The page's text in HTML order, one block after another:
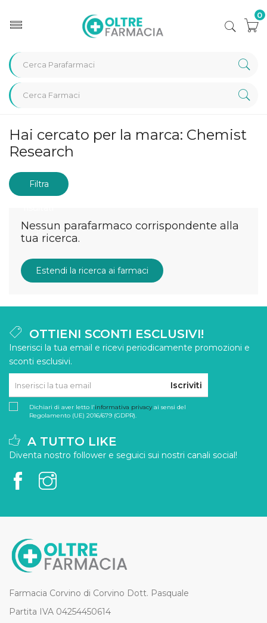
0
Home Marche parafarmaci Chemist Research
Hai cercato per la marca: Chemist
Research
Filtra
Nessun parafarmaco corrispondente alla
tua ricerca.
Estendi la ricerca ai farmaci
OTTIENI SCONTI ESCLUSIVI!
Inserisci la tua email e ricevi periodicamente promozioni e
sconti esclusivi.
Iscriviti
Dichiari di aver letto l'informativa privacyai sensi del
Regolamento (UE) 2016/679 (GDPR).
A TUTTO LIKE
Diventa nostro follower e seguici sui nostri canali social!
Farmacia Corvino di Corvino Dott. Pasquale
Partita IVA 04254450614